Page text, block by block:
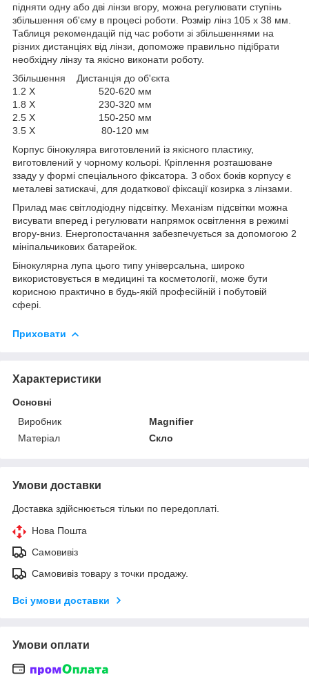
підняти одну або дві лінзи вгору, можна регулювати ступінь
збільшення об'єму в процесі роботи. Розмір лінз 105 х 38 мм.
Таблиця рекомендацій під час роботи зі збільшеннями на
різних дистанціях від лінзи, допоможе правильно підібрати
необхідну лінзу та якісно виконати роботу.
Збільшення Дистанція до об'єкта
1.2 X 520-620 мм
1.8 X 230-320 мм
2.5 X 150-250 мм
3.5 X 80-120 мм
Корпус бінокуляра виготовлений із якісного пластику,
виготовлений у чорному кольорі. Кріплення розташоване
ззаду у формі спеціального фіксатора. З обох боків корпусу є
металеві затискачі, для додаткової фіксації козирка з лінзами.
Прилад має світлодіодну підсвітку. Механізм підсвітки можна
висувати вперед і регулювати напрямок освітлення в режимі
вгору-вниз. Енергопостачання забезпечується за допомогою 2
мініпальчикових батарейок.
Бінокулярна лупа цього типу універсальна, широко
використовується в медицині та косметології, може бути
корисною практично в будь-якій професійній і побутовій
сфері.
Приховати
Характеристики
Основні
Виробник
Magnifier
Матеріал
Скло
Умови доставки
Доставка здійснюється тільки по передоплаті.
Нова Пошта
Самовивіз
Самовивіз товару з точки продажу.
Всі умови доставки
Умови оплати